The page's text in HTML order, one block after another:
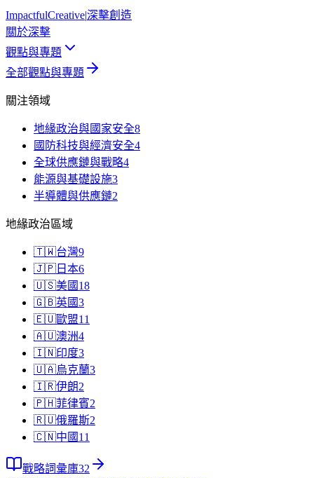
ImpactfulCreative|深擊創造
關於深擊
觀點與專題
全部觀點與專題
關注領域
地緣政治與國家安全8
國防科技與經濟安全4
全球供應鏈與戰略4
能源與基礎設施3
半導體與供應鏈2
地緣政治區域
🇹🇼台灣9
🇯🇵 日本6
🇺🇸美國 18
🇬🇧英國3
🇪🇺歐盟11
🇦🇺澳洲4
🇮🇳印度3
🇺🇦烏克蘭3
🇮🇷伊朗2
🇵🇭菲律賓2
🇷🇺俄羅斯2
🇨🇳中國 11
戰略詞彙庫32